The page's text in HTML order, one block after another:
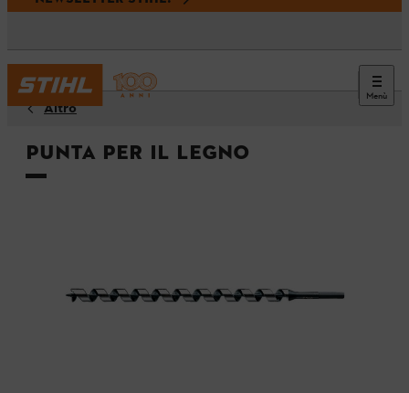
Menù
Altro
Punta per il legno